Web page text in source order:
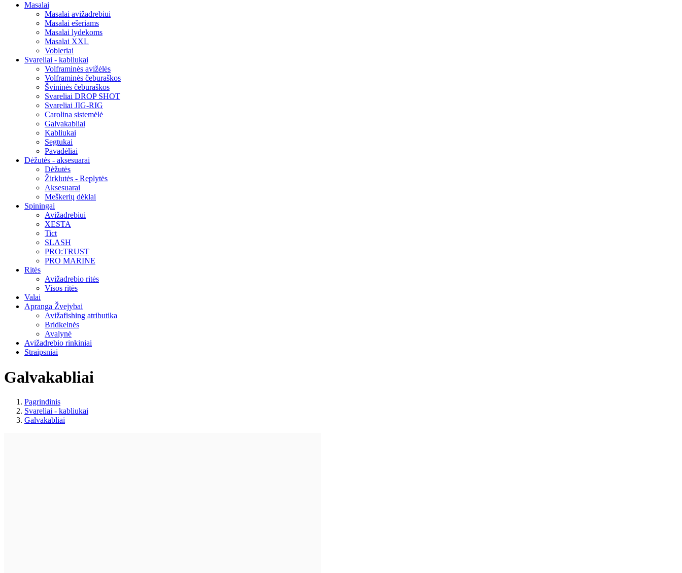
Masalai
Masalai avižadrebiui
Masalai ešeriams
Masalai lydekoms
Masalai XXL
Vobleriai
Svareliai - kabliukai
Volframinės avižėlės
Volframinės čeburaškos
Švininės čeburaškos
Svareliai DROP SHOT
Svareliai JIG-RIG
Carolina sistemėlė
Galvakabliai
Kabliukai
Segtukai
Pavadėliai
Dėžutės - aksesuarai
Dėžutės
Žirklutės - Replytės
Aksesuarai
Meškerių dėklai
Spiningai
Avižadrebiui
XESTA
Tict
SLASH
PRO:TRUST
PRO MARINE
Ritės
Avižadrebio ritės
Visos ritės
Valai
Apranga Žvejybai
Avižafishing atributika
Bridkelnės
Avalynė
Avižadrebio rinkiniai
Straipsniai
Galvakabliai
Pagrindinis
Svareliai - kabliukai
Galvakabliai